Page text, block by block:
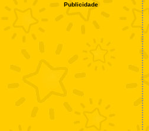
Publicidade